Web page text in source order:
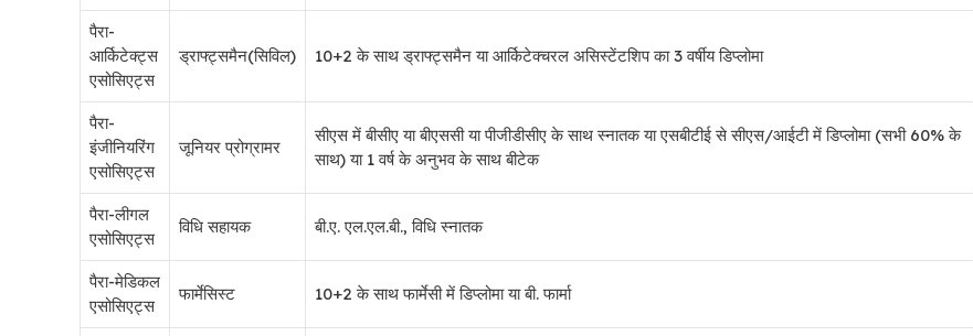
पैरा-
आर्किटेक्ट्स
एसोसिएट्स
ड्राफ्ट्समैन(सिविल) 10+2 के साथ ड्राफ्ट्समैन या आर्किटेक्चरल असिस्टेंटशिप का 3 वर्षीय डिप्लोमा
पैरा-
इंजीनियरिंग
एसोसिएट्स
जूनियर प्रोग्रामर
सीएस में बीसीए या बीएससी या पीजीडीसीए के साथ स्नातक या एसबीटीई से सीएस/आईटी में डिप्लोमा (सभी 60% के
साथ) या 1 वर्ष के अनुभव के साथ बीटेक
पैरा-लीगल
एसोसिएट्स
विधि सहायक बी.ए. एल.एल.बी., विधि स्नातक
पैरा-मेडिकल
एसोसिएट्स
फार्मेसिस्ट 10+2 के साथ फार्मेसी में डिप्लोमा या बी. फार्मा